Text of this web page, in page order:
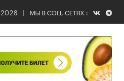
МЫ В СОЦ. СЕТЯХ :